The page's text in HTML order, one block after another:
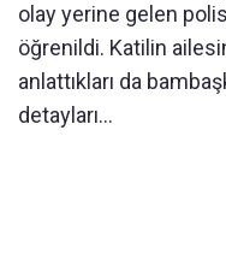
olay yerine gelen
öğrenildi. Katilin
anlattıkları da
detayları...